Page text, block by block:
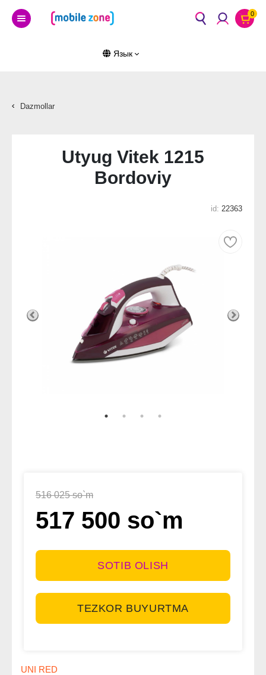
0
Язык
Dazmollar
Utyug Vitek 1215
Bordoviy
id: 22363
516 025 so`m
517 500 so`m
SOTIB OLISH
TEZKOR BUYURTMA
UNI RED